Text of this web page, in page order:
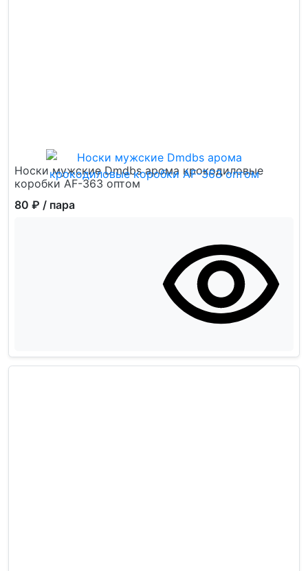
Носки мужские Dmdbs арома крокодиловые
коробки AF-363 оптом
80 ₽ / пара